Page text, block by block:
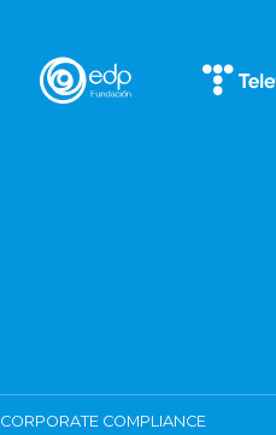
CORPORATE COMPLIANCE